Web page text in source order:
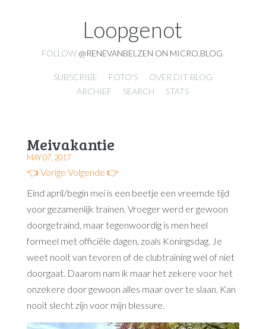
Loopgenot
FOLLOW @RENEVANBELZEN ON MICRO.BLOG
SUBSCRIBE FOTO'S
OVER DIT BLOG
ARCHIEF
SEARCH STATS
Meivakantie
MAY 07, 2017
👈 Vorige Volgende 👉
Eind april/begin mei is een beetje een vreemde tijd
voor gezamenlijk trainen. Vroeger werd er gewoon
doorgetraind, maar tegenwoordig is men heel
formeel met officiële dagen, zoals Koningsdag. Je
weet nooit van tevoren of de clubtraining wel of niet
doorgaat. Daarom nam ik maar het zekere voor het
onzekere door gewoon alles maar over te slaan. Kan
nooit slecht zijn voor mijn blessure.